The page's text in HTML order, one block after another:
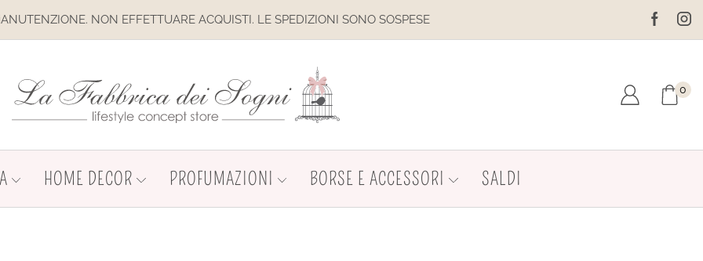
EFFETTUARE ACQUISTI. LE SPEDIZIONI SONO SOSPESE IL SITO È IN MANUTENZIONE.
0
HOME DECOR PROFUMAZIONI BORSE E ACCESSORI SALDI